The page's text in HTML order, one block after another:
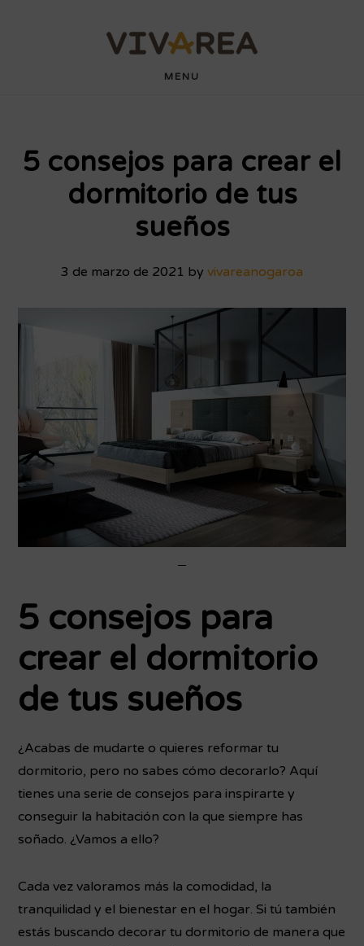
MENU
5 consejos para crear el
dormitorio de tus
sueños
3 de marzo de 2021 by vivareanogaroa
5 consejos para
crear el dormitorio
de tus sueños
¿Acabas de mudarte o quieres reformar tu
dormitorio, pero no sabes cómo decorarlo? Aquí
tienes una serie de consejos para inspirarte y
conseguir la habitación con la que siempre has
soñado. ¿Vamos a ello?
Cada vez valoramos más la comodidad, la
tranquilidad y el bienestar en el hogar. Si tú también
estás buscando decorar tu dormitorio de manera que